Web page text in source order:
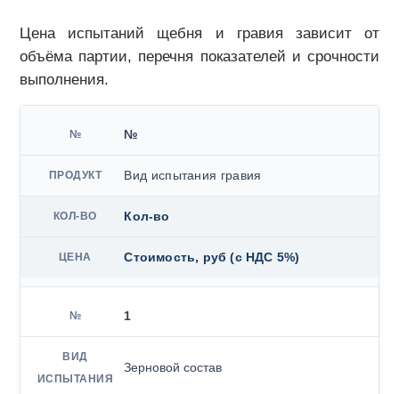
Цена испытаний щебня и гравия зависит от
объёма партии, перечня показателей и срочности
выполнения.
№
Вид испытания гравия
Кол-во
Стоимость, руб (с НДС 5%)
1
Зерновой состав